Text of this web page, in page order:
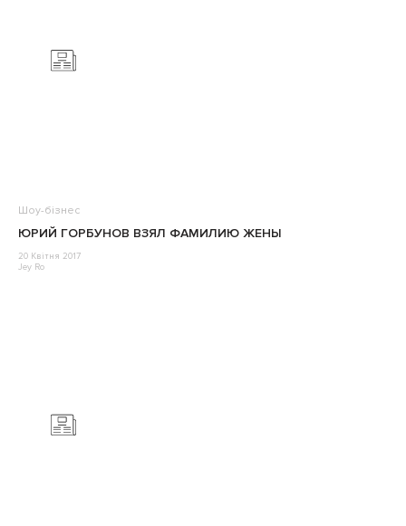
Шоу-бізнес
ЮРИЙ ГОРБУНОВ ВЗЯЛ ФАМИЛИЮ ЖЕНЫ
20 Квітня 2017
Jey Ro